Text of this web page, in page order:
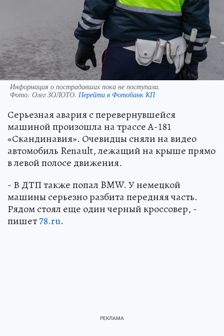
Информация о пострадавших пока не поступала.
Фото: Олег ЗОЛОТО. Перейти в Фотобанк КП
Серьезная авария с перевернувшейся
машиной произошла на трассе А-181
«Скандинавия». Очевидцы сняли на видео
автомобиль Renault, лежащий на крыше прямо
в левой полосе движения.
- В ДТП также попал BMW. У немецкой
машины серьезно разбита передняя часть.
Рядом стоял еще один черный кроссовер, -
пишет78.ru.